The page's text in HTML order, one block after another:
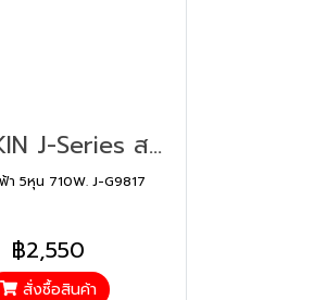
PUMPKIN J-Series สว่านไฟฟ้า 5หุน 710W. J-G9817 (50183)
า 5หุน 710W. J-G9817
฿2,550
สั่งซื้อสินค้า